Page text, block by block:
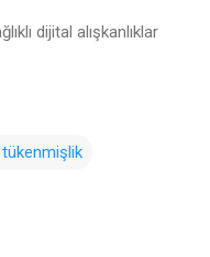
dijital alışkanlıklar